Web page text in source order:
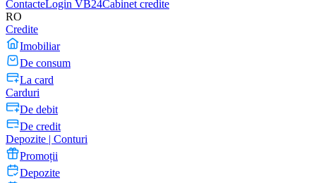
ContacteLogin VB24Cabinet credite
RO
Credite
Imobiliar
De consum
La card
Carduri
De debit
De credit
Depozite | Conturi
Promoții
Depozite